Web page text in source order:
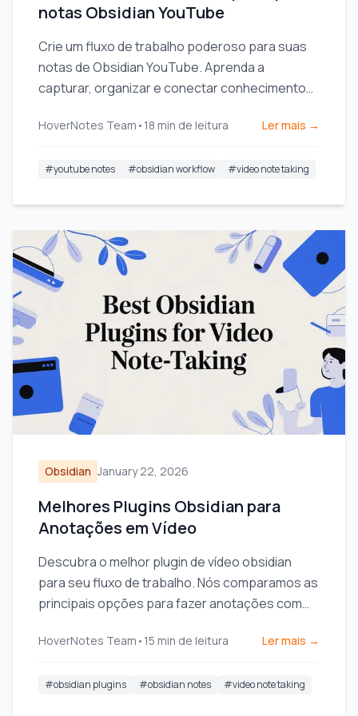
notas Obsidian YouTube
Crie um fluxo de trabalho poderoso para suas
notas de Obsidian YouTube. Aprenda a
capturar, organizar e conectar conhecimentos
você assiste.
HoverNotes Team • 18 min de leitura Ler mais →
#youtube notes #obsidian workflow #video note taking
Obsidian January 22, 2026
Melhores Plugins Obsidian para
Anotações em Vídeo
Descubra o melhor plugin de vídeo obsidian
para seu fluxo de trabalho. Nós comparamos as
principais opções para fazer anotações com
locais.
HoverNotes Team • 15 min de leitura Ler mais →
#obsidian plugins #obsidian notes #video note taking